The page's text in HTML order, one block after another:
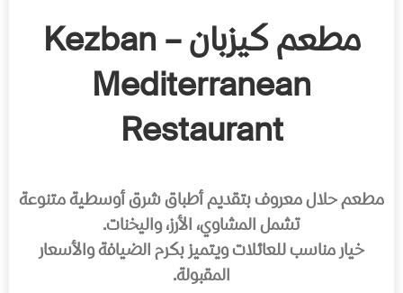
مطعم كيزبان – Kezban
Mediterranean
Restaurant
مطعم حلال معروف بتقديم أطباق شرق أوسطية متنوعة
تشمل المشاوي، الأرز، واليخنات.
خيار مناسب للعائلات ويتميز بكرم الضيافة والأسعار
المقبولة.